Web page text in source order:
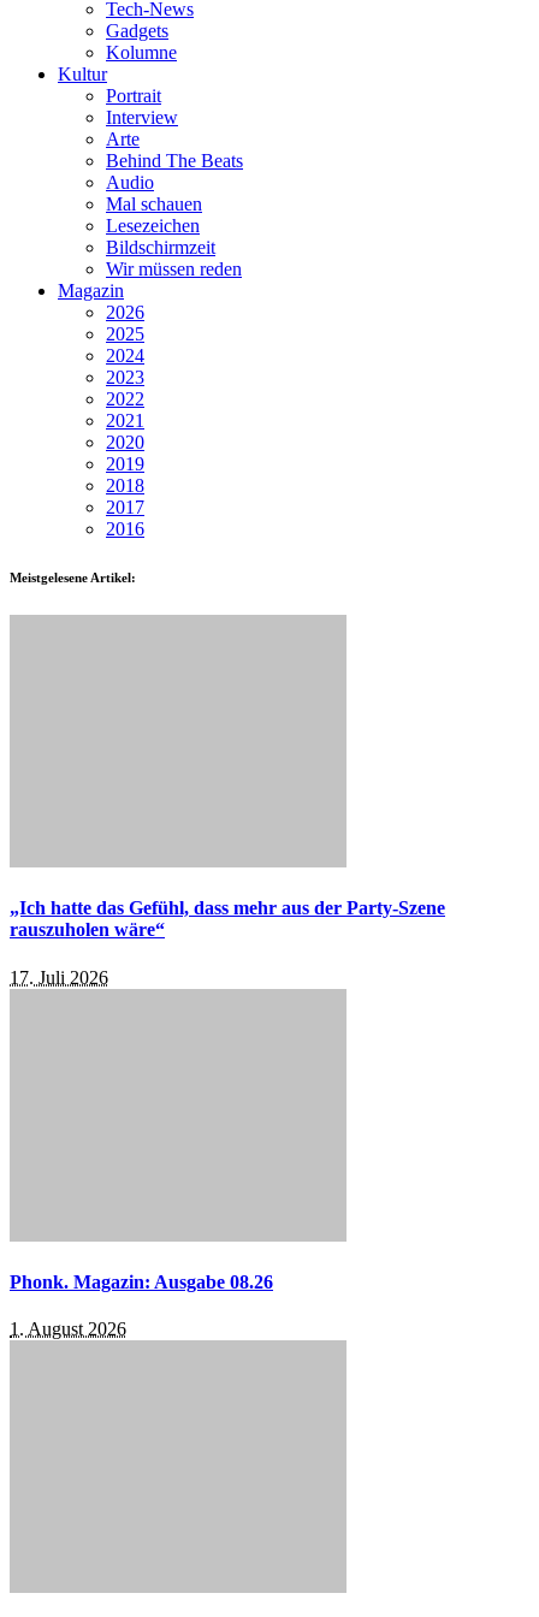
Tech-News
Gadgets
Kolumne
Kultur
Portrait
Interview
Arte
Behind The Beats
Audio
Mal schauen
Lesezeichen
Bildschirmzeit
Wir müssen reden
Magazin
2026
2025
2024
2023
2022
2021
2020
2019
2018
2017
2016
Meistgelesene Artikel:
„Ich hatte das Gefühl, dass mehr aus der Party-Szene
rauszuholen wäre“
17. Juli 2026
Phonk. Magazin: Ausgabe 08.26
1. August 2026